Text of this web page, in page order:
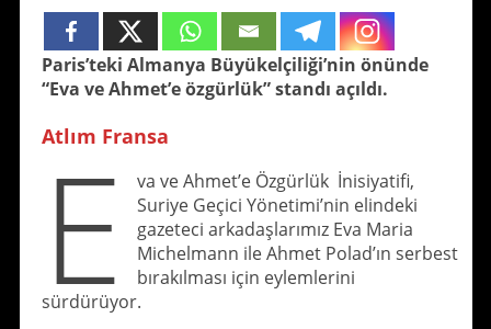
Paris’teki Almanya Büyükelçiliği’nin önünde
“Eva ve Ahmet’e özgürlük” standı açıldı.
Atlım Fransa
E
va ve Ahmet’e Özgürlük İnisiyatifi,
Suriye Geçici Yönetimi’nin elindeki
gazeteci arkadaşlarımız Eva Maria
Michelmann ile Ahmet Polad’ın serbest
bırakılması için eylemlerini
sürdürüyor.